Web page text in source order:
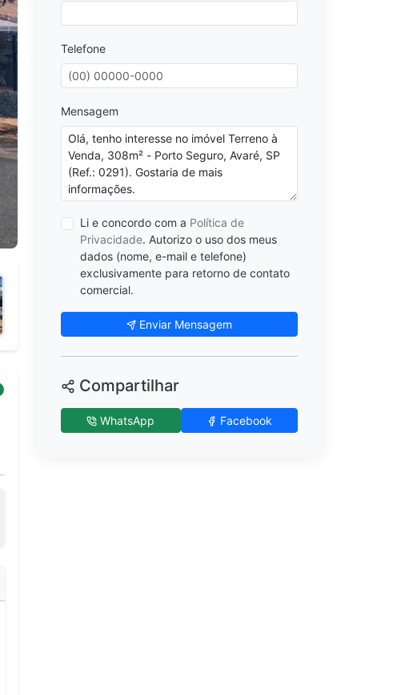
Telefone
Mensagem
Li e concordo com a Política de
Privacidade. Autorizo o uso dos meus
dados (nome, e-mail e telefone)
exclusivamente para retorno de contato
comercial.
Enviar Mensagem
Compartilhar
WhatsApp Facebook